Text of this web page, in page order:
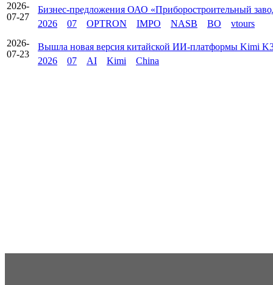
2026-
07-27
Бизнес-предложения ОАО «Приборостроительный
2026
07 OPTRON IMPO NASB BO
vtours
2026-
07-23
Вышла новая версия китайской ИИ‑платформы Kimi
2026
07 AI Kimi China